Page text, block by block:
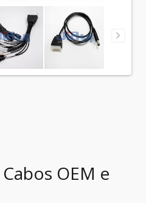
OEM e